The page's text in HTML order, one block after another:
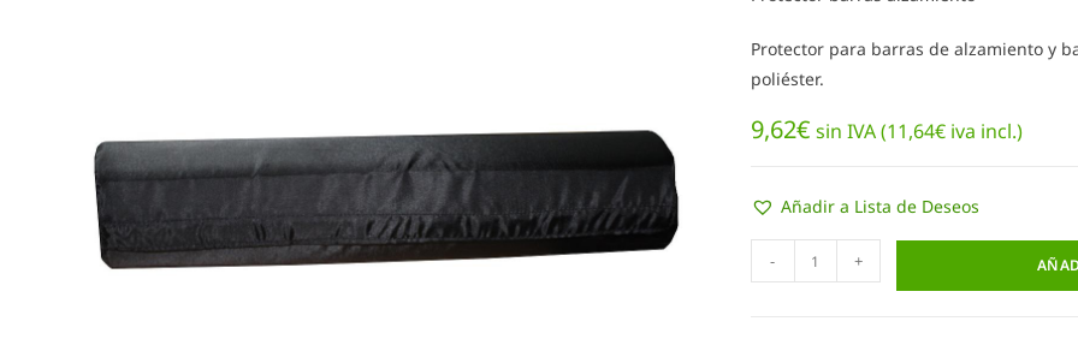
Protector para barras de alzamiento y
poliéster.
9,62€ sin IVA (11,64€iva incl.)
Añadir a Lista de Deseos
- +